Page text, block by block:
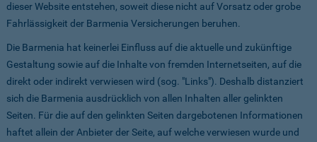
dieser Website entstehen, soweit diese nicht auf Vorsatz oder grobe
Fahrlässigkeit der Barmenia Versicherungen beruhen.
Die Barmenia hat keinerlei Einfluss auf die aktuelle und zukünftige
Gestaltung sowie auf die Inhalte von fremden Internetseiten, auf die
direkt oder indirekt verwiesen wird (sog. "Links"). Deshalb distanziert
sich die Barmenia ausdrücklich von allen Inhalten aller gelinkten
Seiten. Für die auf den gelinkten Seiten dargebotenen Informationen
haftet allein der Anbieter der Seite, auf welche verwiesen wurde und